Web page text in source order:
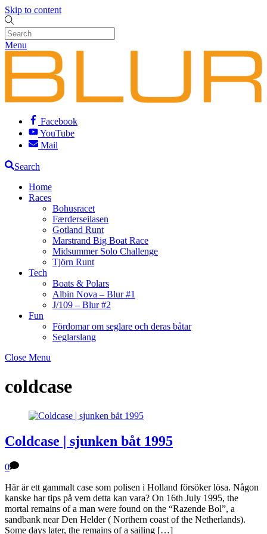
Skip to content
Menu
Facebook
YouTube
Mail
Search
Home
Races
Bohusracet
Færderseilasen
Gotland Runt
Marstrand Big Boat Race
Midsummer Solo Challenge
Tjörn Runt
Tech
Boats & Polars
Albin Nova – Blur #1
J/109 – Blur #2
Fun
Fördomar om seglare och deras båtar
Seglarslang
Close Menu
coldcase
Coldcase | sjunken båt 1995
0
Här är ett gammalt case som polisen i Holland försöker lösa. Någon
kanske har tips på vem detta kan vara? On 16th July 1995, the
mortal remains of a man were found on the “Razende Bol”, a
sandbank near Den Helder ( Northern coast of the Netherlands).
Some days later, the remains of a sailing […]